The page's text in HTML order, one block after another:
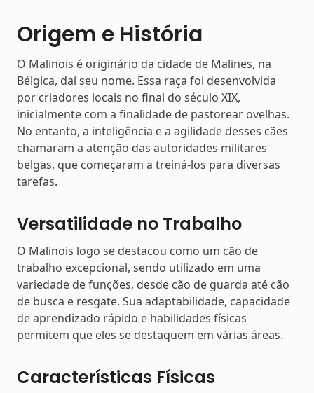
Origem e História
O Malinois é originário da cidade de Malines, na
Bélgica, daí seu nome. Essa raça foi desenvolvida
por criadores locais no final do século XIX,
inicialmente com a finalidade de pastorear ovelhas.
No entanto, a inteligência e a agilidade desses cães
chamaram a atenção das autoridades militares
belgas, que começaram a treiná-los para diversas
tarefas.
Versatilidade no Trabalho
O Malinois logo se destacou como um cão de
trabalho excepcional, sendo utilizado em uma
variedade de funções, desde cão de guarda até cão
de busca e resgate. Sua adaptabilidade, capacidade
de aprendizado rápido e habilidades físicas
permitem que eles se destaquem em várias áreas.
Características Físicas